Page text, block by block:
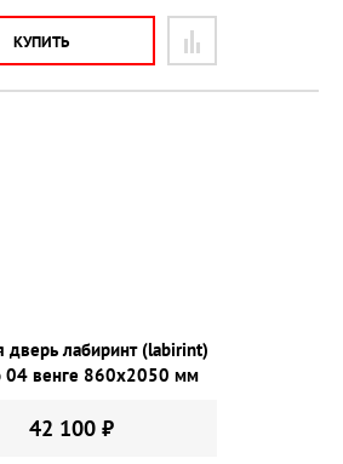
КУПИТЬ
дверь лабиринт (labirint)
04 венге 860х2050 мм
42 100 ₽